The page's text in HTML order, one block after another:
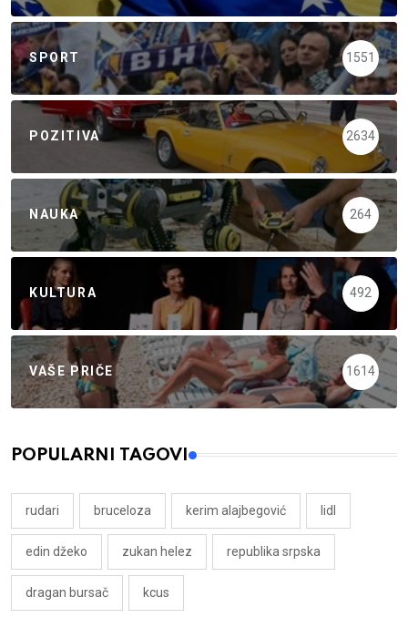
SPORT 1551
POZITIVA 2634
NAUKA 264
KULTURA 492
VAŠE PRIČE 1614
POPULARNI TAGOVI
rudari bruceloza kerim alajbegović lidl
edin džeko zukan helez republika srpska
dragan bursač kcus